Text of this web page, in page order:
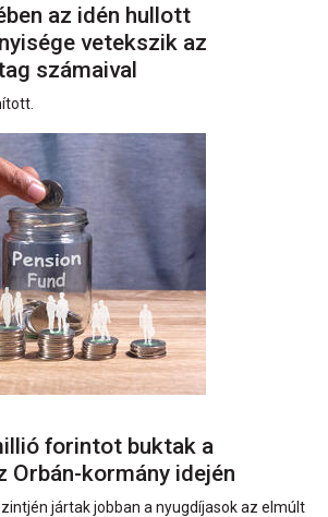
az idén hullott
vetekszik az
számaival
forintot buktak a
Orbán-kormány idején
jártak jobban a nyugdíjasok az elmúlt